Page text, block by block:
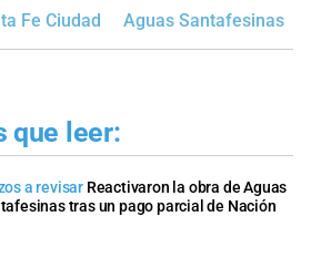
Fe Ciudad Aguas Santafesinas
que leer:
a revisar Reactivaron la obra de Aguas
tras un pago parcial de Nación